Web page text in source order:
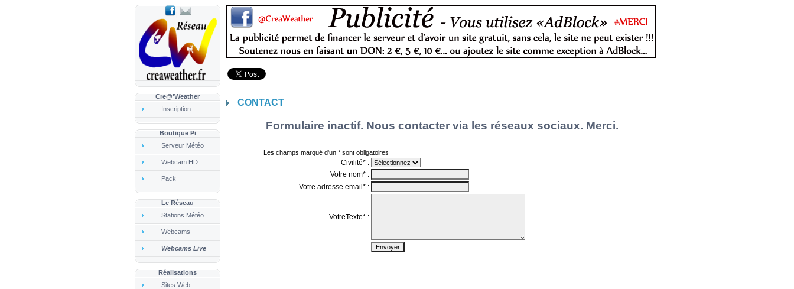
|
Cre@'Weather
Inscription
Boutique Pi
Serveur Météo
Webcam HD
Pack
Le Réseau
Stations Météo
Webcams
Webcams Live
Réalisations
Sites Web
CONTACT
Formulaire inactif. Nous contacter via les réseaux sociaux. Merci.